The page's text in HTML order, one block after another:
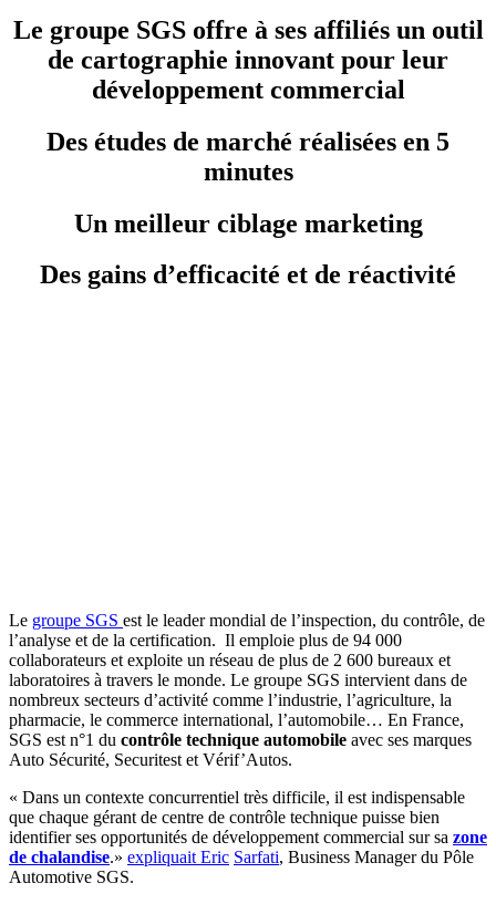
Le groupe SGS offre à ses affiliés un outil
de cartographie innovant pour leur
développement commercial
Des études de marché réalisées en 5
minutes
Un meilleur ciblage marketing
Des gains d’efficacité et de réactivité
Le groupe SGS est le leader mondial de l’inspection, du contrôle, de
l’analyse et de la certification. Il emploie plus de 94 000
collaborateurs et exploite un réseau de plus de 2 600 bureaux et
laboratoires à travers le monde. Le groupe SGS intervient dans de
nombreux secteurs d’activité comme l’industrie, l’agriculture, la
pharmacie, le commerce international, l’automobile… En France,
SGS est n°1 du contrôle technique automobile avec ses marques
Auto Sécurité, Securitest et Vérif’Autos.
« Dans un contexte concurrentiel très difficile, il est indispensable
que chaque gérant de centre de contrôle technique puisse bien
identifier ses opportunités de développement commercial sur sa zone
de chalandise.» expliquait Eric Sarfati, Business Manager du Pôle
Automotive SGS.